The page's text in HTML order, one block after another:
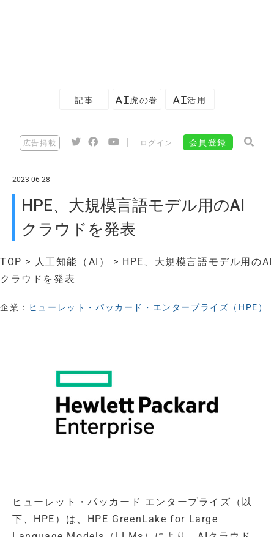
記事 AI虎の巻 AI活用
広告掲載 ログイン 会員登録
2023-06-28
HPE、大規模言語モデル用のAI
クラウドを発表
TOP > 人工知能（AI）
> HPE、大規模言語モデル用のAI
クラウドを発表
企業： ヒューレット・パッカード・エンタープライズ（HPE）
ヒューレット・パッカード エンタープライズ（以
下、HPE）は、HPE GreenLake for Large